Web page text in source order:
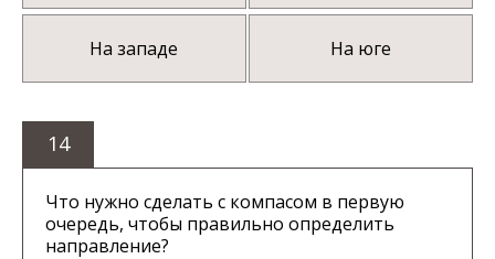
На западе На юге
14
Что нужно сделать с компасом в первую
очередь, чтобы правильно определить
направление?